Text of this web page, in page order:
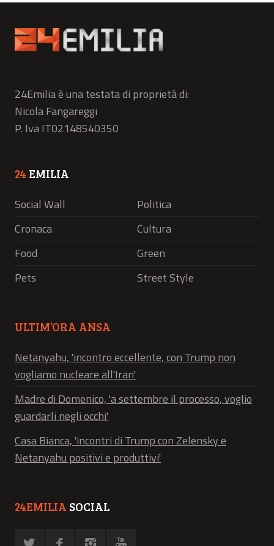
24Emilia è una testata di proprietà di:
Nicola Fangareggi
P. Iva IT02148540350
24 EMILIA
Social Wall
Politica
Cronaca
Cultura
Food
Green
Pets
Street Style
ULTIM’ORA ANSA
Netanyahu, 'incontro eccellente, con Trump non
vogliamo nucleare all'Iran'
Madre di Domenico, 'a settembre il processo, voglio
guardarli negli occhi'
Casa Bianca, 'incontri di Trump con Zelensky e
Netanyahu positivi e produttivi'
24EMILIA SOCIAL